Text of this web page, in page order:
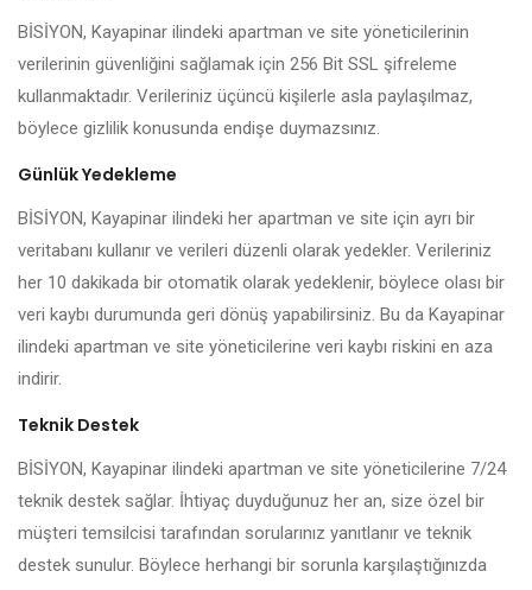
BİSİYON, Kayapinar ilindeki apartman ve site yöneticilerinin
verilerinin güvenliğini sağlamak için 256 Bit SSL şifreleme
kullanmaktadır. Verileriniz üçüncü kişilerle asla paylaşılmaz,
böylece gizlilik konusunda endişe duymazsınız.
Günlük Yedekleme
BİSİYON, Kayapinar ilindeki her apartman ve site için ayrı bir
veritabanı kullanır ve verileri düzenli olarak yedekler. Verileriniz
her 10 dakikada bir otomatik olarak yedeklenir, böylece olası bir
veri kaybı durumunda geri dönüş yapabilirsiniz. Bu da Kayapinar
ilindeki apartman ve site yöneticilerine veri kaybı riskini en aza
indirir.
Teknik Destek
BİSİYON, Kayapinar ilindeki apartman ve site yöneticilerine 7/24
teknik destek sağlar. İhtiyaç duyduğunuz her an, size özel bir
müşteri temsilcisi tarafından sorularınız yanıtlanır ve teknik
destek sunulur. Böylece herhangi bir sorunla karşılaştığınızda